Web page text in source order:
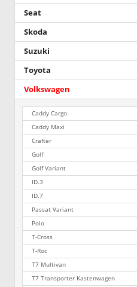
Seat
Skoda
Suzuki
Toyota
Volkswagen
Caddy Cargo
Caddy Maxi
Crafter
Golf
Golf Variant
ID.3
ID.7
Passat Variant
Polo
T-Cross
T-Roc
T7 Multivan
T7 Transporter Kastenwagen